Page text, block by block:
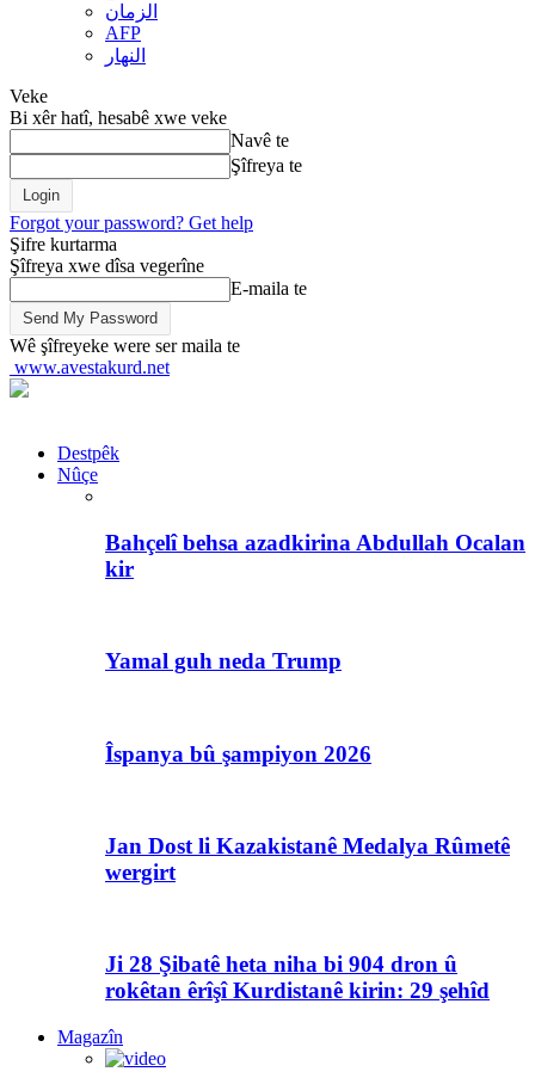
الزمان
AFP
النهار
Veke
Bi xêr hatî, hesabê xwe veke
Navê te
Şîfreya te
Forgot your password? Get help
Şifre kurtarma
Şîfreya xwe dîsa vegerîne
E-maila te
Wê şîfreyeke were ser maila te
www.avestakurd.net
Destpêk
Nûçe
Bahçelî behsa azadkirina Abdullah Ocalan
kir
Yamal guh neda Trump
Îspanya bû şampiyon 2026
Jan Dost li Kazakistanê Medalya Rûmetê
wergirt
Ji 28 Şibatê heta niha bi 904 dron û
rokêtan êrîşî Kurdistanê kirin: 29 şehîd
Magazîn